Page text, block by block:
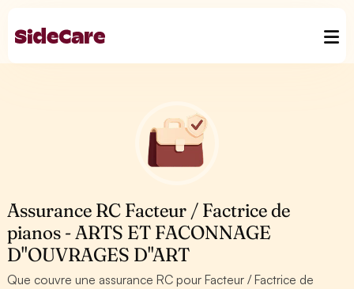
Assurance RC Facteur / Factrice de
pianos - ARTS ET FACONNAGE
D''OUVRAGES D''ART
Que couvre une assurance RC pour Facteur / Factrice de